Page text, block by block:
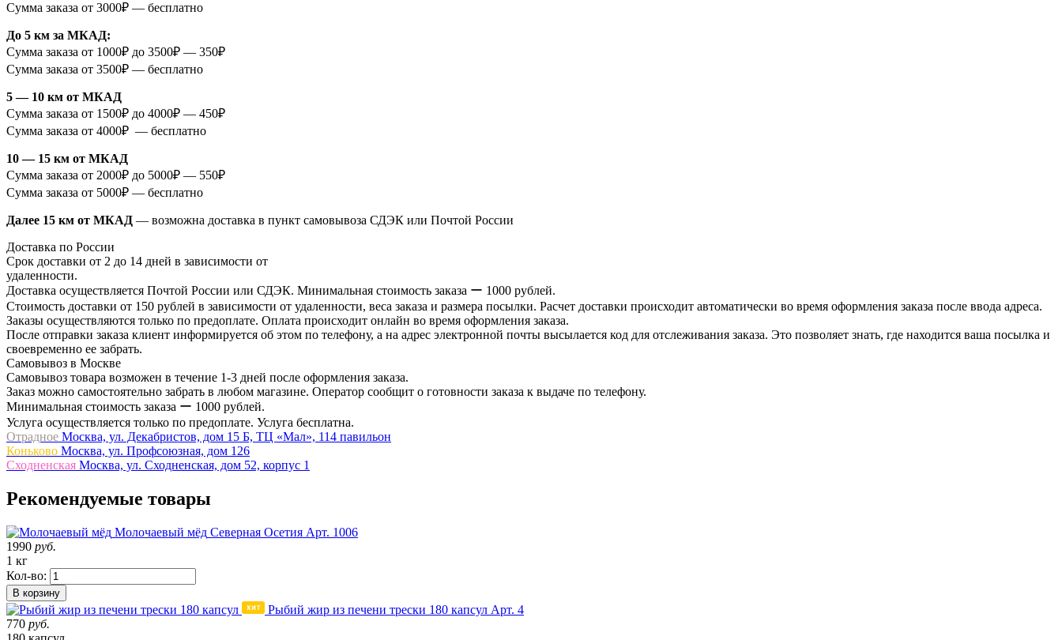
Сумма заказа от 3000₽ — бесплатно
До 5 км за МКАД:
Сумма заказа от 1000₽ до 3500₽ — 350₽
Сумма заказа от 3500₽ — бесплатно
5 — 10 км от МКАД
Сумма заказа от 1500₽ до 4000₽ — 450₽
Сумма заказа от 4000₽ — бесплатно
10 — 15 км от МКАД
Сумма заказа от 2000₽ до 5000₽ — 550₽
Сумма заказа от 5000₽ — бесплатно
Далее 15 км от МКАД — возможна доставка в пункт самовывоза СДЭК или Почтой России
Доставка по России
Срок доставки от 2 до 14 дней в зависимости от
удаленности.
Доставка осуществляется Почтой России или СДЭК. Минимальная стоимость заказа ー 1000 рублей.
Стоимость доставки от 150 рублей в зависимости от удаленности, веса заказа и размера посылки. Расчет доставки происходит автоматически во время оформления заказа после ввода адреса.
Заказы осуществляются только по предоплате. Оплата происходит онлайн во время оформления заказа.
После отправки заказа клиент информируется об этом по телефону, а на адрес электронной почты высылается код для отслеживания заказа. Это позволяет знать, где находится ваша посылка и
своевременно ее забрать.
Самовывоз в Москве
Самовывоз товара возможен в течение 1-3 дней после оформления заказа.
Заказ можно самостоятельно забрать в любом магазине. Оператор сообщит о готовности заказа к выдаче по телефону.
Минимальная стоимость заказа ー 1000 рублей.
Услуга осуществляется только по предоплате. Услуга бесплатна.
Отрадное Москва, ул. Декабристов, дом 15 Б, ТЦ «Мал», 114 павильон
Коньково Москва, ул. Профсоюзная, дом 126
Сходненская Москва, ул. Сходненская, дом 52, корпус 1
Рекомендуемые товары
Молочаевый мёд Северная Осетия Арт. 1006
1990 руб.
1 кг
Кол-во:
В корзину
Рыбий жир из печени трески 180 капсул Арт. 4
770 руб.